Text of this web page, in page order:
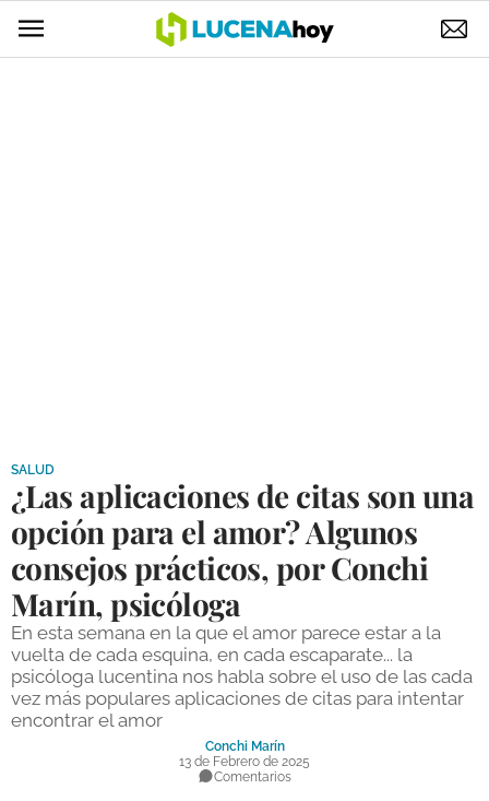
DEPORTES
COMPETICIONES
DEPORTE BASE
OPINIÓN
VENTANA CIUDADANA
CÓRDOBA
SALUD
¿Las aplicaciones de citas son una
opción para el amor? Algunos
consejos prácticos, por Conchi
Marín, psicóloga
En esta semana en la que el amor parece estar a la
vuelta de cada esquina, en cada escaparate... la
psicóloga lucentina nos habla sobre el uso de las cada
vez más populares aplicaciones de citas para intentar
encontrar el amor
Conchi Marín
13 de Febrero de 2025
Comentarios